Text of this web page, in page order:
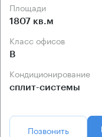
Площади
1807 кв.м
Класс офисов
B
Кондиционирование
сплит-системы
Позвонить